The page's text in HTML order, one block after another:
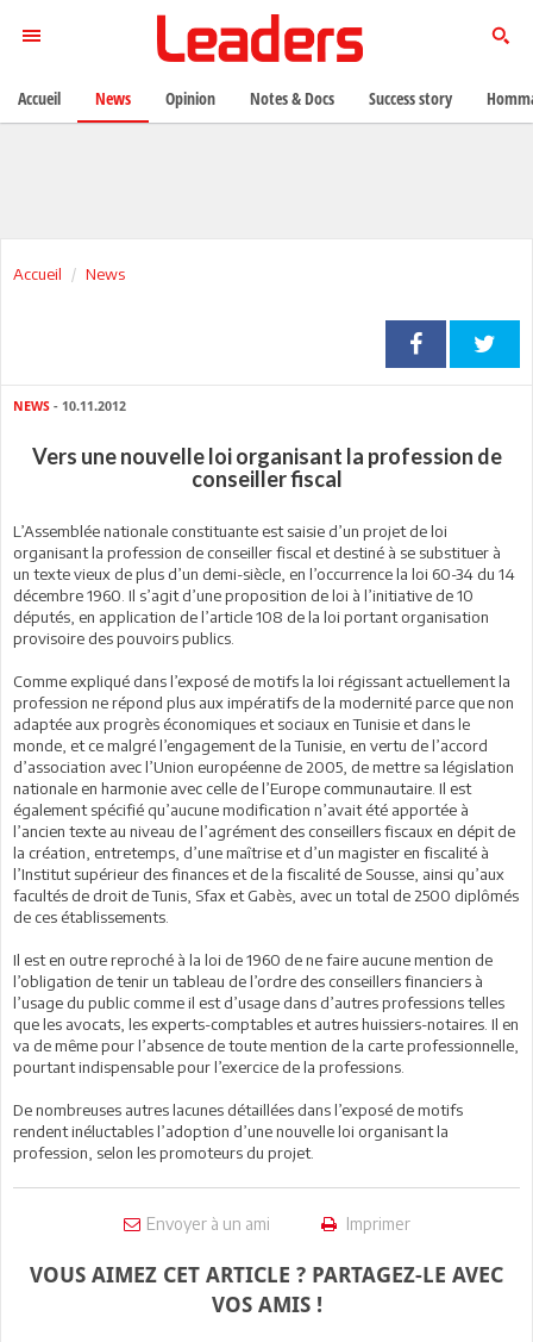
Accueil News
NEWS - 10.11.2012
Vers une nouvelle loi organisant la profession de
conseiller fiscal
L’Assemblée nationale constituante est saisie d’un projet de loi
organisant la profession de conseiller fiscal et destiné à se substituer à
un texte vieux de plus d’un demi-siècle, en l’occurrence la loi 60-34 du 14
décembre 1960. Il s’agit d’une proposition de loi à l’initiative de 10
députés, en application de l’article 108 de la loi portant organisation
provisoire des pouvoirs publics.
Comme expliqué dans l’exposé de motifs la loi régissant actuellement la
profession ne répond plus aux impératifs de la modernité parce que non
adaptée aux progrès économiques et sociaux en Tunisie et dans le
monde, et ce malgré l’engagement de la Tunisie, en vertu de l’accord
d’association avec l’Union européenne de 2005, de mettre sa législation
nationale en harmonie avec celle de l’Europe communautaire. Il est
également spécifié qu’aucune modification n’avait été apportée à
l’ancien texte au niveau de l’agrément des conseillers fiscaux en dépit de
la création, entretemps, d’une maîtrise et d’un magister en fiscalité à
l’Institut supérieur des finances et de la fiscalité de Sousse, ainsi qu’aux
facultés de droit de Tunis, Sfax et Gabès, avec un total de 2500 diplômés
de ces établissements.
Il est en outre reproché à la loi de 1960 de ne faire aucune mention de
l’obligation de tenir un tableau de l’ordre des conseillers financiers à
l’usage du public comme il est d’usage dans d’autres professions telles
que les avocats, les experts-comptables et autres huissiers-notaires. Il en
va de même pour l’absence de toute mention de la carte professionnelle,
pourtant indispensable pour l’exercice de la professions.
De nombreuses autres lacunes détaillées dans l’exposé de motifs
rendent inéluctables l’adoption d’une nouvelle loi organisant la
profession, selon les promoteurs du projet.
Envoyer à un ami Imprimer
VOUS AIMEZ CET ARTICLE ? PARTAGEZ-LE AVEC
VOS AMIS !
Accueil News Opinion Notes & Docs Success story